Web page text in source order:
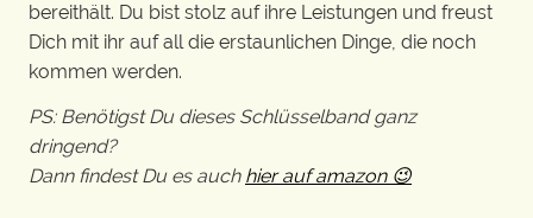
bereithält. Du bist stolz auf ihre Leistungen und freust
Dich mit ihr auf all die erstaunlichen Dinge, die noch
kommen werden.
PS: Benötigst Du dieses Schlüsselband ganz
dringend?
Dann findest Du es auch hier auf amazon 😉